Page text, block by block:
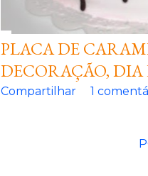
PLACA DE
DECORAÇÃO,
Compartilhar 1